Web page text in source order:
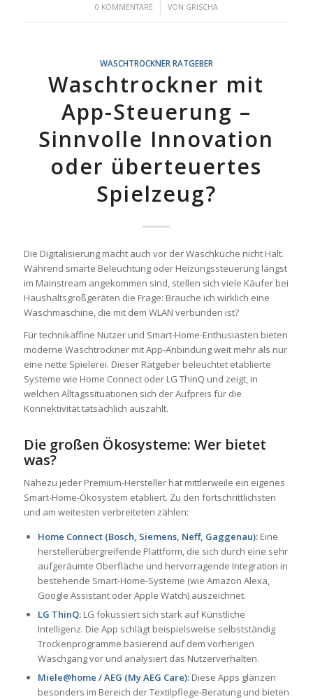
0 KOMMENTARE
/ VON GRISCHA
WASCHTROCKNER RATGEBER
Waschtrockner mit
App-Steuerung –
Sinnvolle Innovation
oder überteuertes
Spielzeug?
Die Digitalisierung macht auch vor der Waschküche nicht Halt.
Während smarte Beleuchtung oder Heizungssteuerung längst
im Mainstream angekommen sind, stellen sich viele Käufer bei
Haushaltsgroßgeräten die Frage: Brauche ich wirklich eine
Waschmaschine, die mit dem WLAN verbunden ist?
Für technikaffine Nutzer und Smart-Home-Enthusiasten bieten
moderne Waschtrockner mit App-Anbindung weit mehr als nur
eine nette Spielerei. Dieser Ratgeber beleuchtet etablierte
Systeme wie Home Connect oder LG ThinQ und zeigt, in
welchen Alltagssituationen sich der Aufpreis für die
Konnektivität tatsächlich auszahlt.
Die großen Ökosysteme: Wer bietet
was?
Nahezu jeder Premium-Hersteller hat mittlerweile ein eigenes
Smart-Home-Ökosystem etabliert. Zu den fortschrittlichsten
und am weitesten verbreiteten zählen:
Home Connect (Bosch, Siemens, Neff, Gaggenau):Eine
herstellerübergreifende Plattform, die sich durch eine sehr
aufgeräumte Oberfläche und hervorragende Integration in
bestehende Smart-Home-Systeme (wie Amazon Alexa,
Google Assistant oder Apple Watch) auszeichnet.
LG ThinQ:LG fokussiert sich stark auf Künstliche
Intelligenz. Die App schlägt beispielsweise selbstständig
Trockenprogramme basierend auf dem vorherigen
Waschgang vor und analysiert das Nutzerverhalten.
Miele@home / AEG (My AEG Care):Diese Apps glänzen
besonders im Bereich der Textilpflege-Beratung und bieten